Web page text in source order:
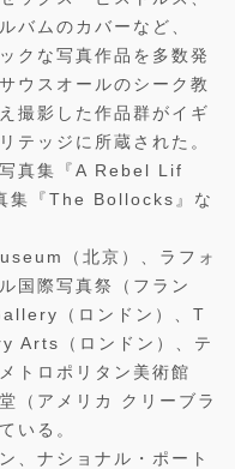
バムのカバーなど、
クな写真作品を多数発
ウスオールのシーク教
撮影した作品群がイギ
テッジに所蔵された。
真集『A Rebel Lif
集『The Bollocks』な
（北京）、ラフォ
国際写真祭（フラン
（ロンドン）、T
（ロンドン）、テ
トロポリタン美術館
（アメリカ クリーブラ
いる。
、ナショナル・ポート